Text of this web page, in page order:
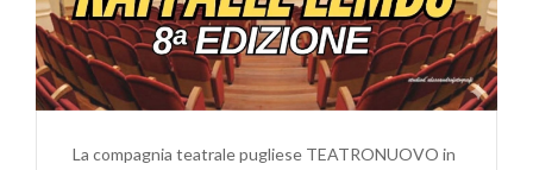
2026/2027
La compagnia teatrale pugliese TEATRONUOVO in